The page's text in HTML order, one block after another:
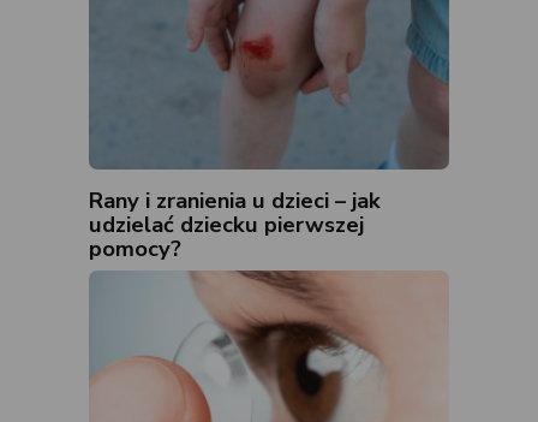
Rany i zranienia u dzieci – jak
udzielać dziecku pierwszej
pomocy?